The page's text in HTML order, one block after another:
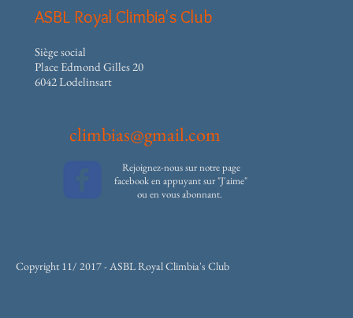
ASBL Royal Climbia's Club
Siège social
Place Edmond Gilles 20
6042 Lodelinsart
climbias@gmail.com
Rejoignez-nous sur notre page
facebook en appuyant sur "J'aime"
ou en vous abonnant.
Copyright 11/ 2017 - ASBL Royal Climbia's Club